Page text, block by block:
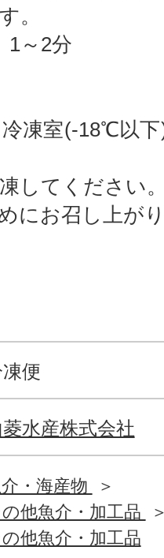
。
～2分
凍室(-18℃以
してください
にお召し上が
便
菱水産株式会社
・海産物
他魚介・加工品
他魚介・加工品